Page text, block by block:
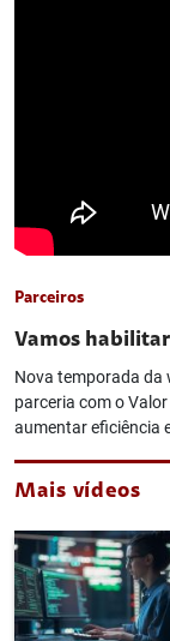
Parceiros
Vamos
Nova temporada da
parceria com o
aumentar eficiência
Mais vídeos